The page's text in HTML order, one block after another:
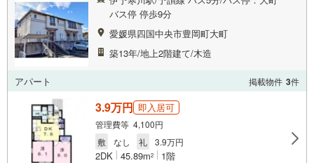
バス停 停歩9分
愛媛県四国中央市豊岡町大町
築13年/地上2階建て/木造
アパート 掲載物件 3件
3.9万円 即入居可
管理費等 4,100円
敷
なし 礼 3.9万円
2DK 45.89m2 1階